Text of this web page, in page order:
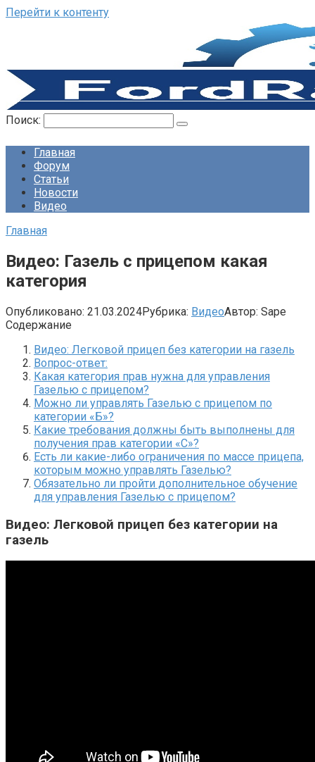
Перейти к контенту
Поиск:
Главная
Форум
Статьи
Новости
Видео
Главная
Видео: Газель с прицепом какая
категория
Опубликовано: 21.03.2024Рубрика: ВидеоАвтор: Sape
Содержание
Видео: Легковой прицеп без категории на газель
Вопрос-ответ:
Какая категория прав нужна для управления
Газелью с прицепом?
Можно ли управлять Газелью с прицепом по
категории «Б»?
Какие требования должны быть выполнены для
получения прав категории «С»?
Есть ли какие-либо ограничения по массе прицепа,
которым можно управлять Газелью?
Обязательно ли пройти дополнительное обучение
для управления Газелью с прицепом?
Видео: Легковой прицеп без категории на
газель